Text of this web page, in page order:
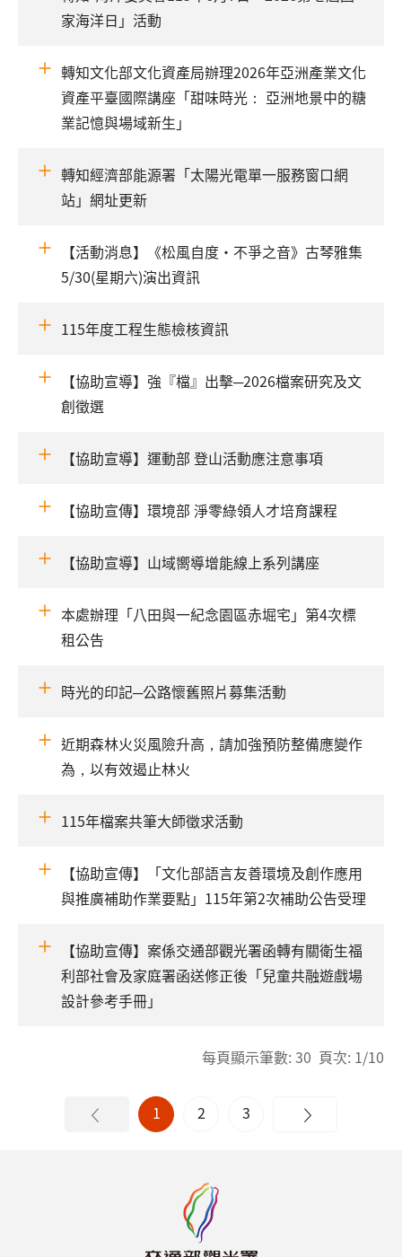
家海洋日」活動
轉知文化部文化資產局辦理2026年亞洲產業文化
資產平臺國際講座「甜味時光： 亞洲地景中的糖
業記憶與場域新生」
轉知經濟部能源署「太陽光電單一服務窗口網
站」網址更新
【活動消息】《松風自度·不爭之音》古琴雅集
5/30(星期六)演出資訊
115年度工程生態檢核資訊
【協助宣導】強『檔』出擊─2026檔案研究及文
創徵選
【協助宣導】運動部 登山活動應注意事項
【協助宣傳】環境部 淨零綠領人才培育課程
【協助宣導】山域嚮導增能線上系列講座
本處辦理「八田與一紀念園區赤堀宅」第4次標
租公告
時光的印記─公路懷舊照片募集活動
近期森林火災風險升高，請加強預防整備應變作
為，以有效遏止林火
115年檔案共筆大師徵求活動
【協助宣傳】「文化部語言友善環境及創作應用
與推廣補助作業要點」115年第2次補助公告受理
【協助宣傳】案係交通部觀光署函轉有關衛生福
利部社會及家庭署函送修正後「兒童共融遊戲場
設計參考手冊」
每頁顯示筆數: 30 頁次: 1/10
1 2 3